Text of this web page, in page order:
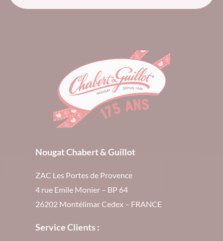
Nougat Chabert & Guillot
ZAC Les Portes de Provence
4 rue Emile Monier – BP 64
26202 Montélimar Cedex – FRANCE
Service Clients :